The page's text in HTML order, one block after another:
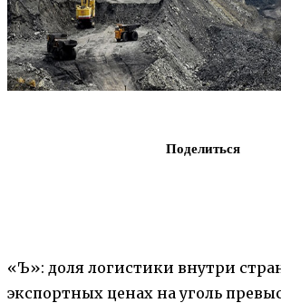
Поделиться
«Ъ»: доля логистики внутри
экспортных ценах на уголь